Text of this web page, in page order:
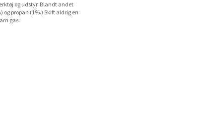
og udstyr. Blandt andet
og propan (1%.) Skift aldrig en
gas.